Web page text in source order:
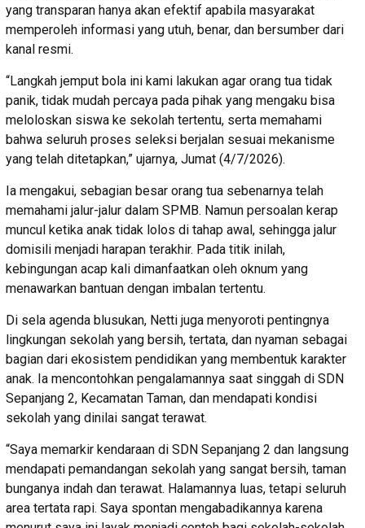
yang transparan hanya akan efektif apabila masyarakat
memperoleh informasi yang utuh, benar, dan bersumber dari
kanal resmi.
“Langkah jemput bola ini kami lakukan agar orang tua tidak
panik, tidak mudah percaya pada pihak yang mengaku bisa
meloloskan siswa ke sekolah tertentu, serta memahami
bahwa seluruh proses seleksi berjalan sesuai mekanisme
yang telah ditetapkan,” ujarnya, Jumat (4/7/2026).
Ia mengakui, sebagian besar orang tua sebenarnya telah
memahami jalur-jalur dalam SPMB. Namun persoalan kerap
muncul ketika anak tidak lolos di tahap awal, sehingga jalur
domisili menjadi harapan terakhir. Pada titik inilah,
kebingungan acap kali dimanfaatkan oleh oknum yang
menawarkan bantuan dengan imbalan tertentu.
Di sela agenda blusukan, Netti juga menyoroti pentingnya
lingkungan sekolah yang bersih, tertata, dan nyaman sebagai
bagian dari ekosistem pendidikan yang membentuk karakter
anak. Ia mencontohkan pengalamannya saat singgah di SDN
Sepanjang 2, Kecamatan Taman, dan mendapati kondisi
sekolah yang dinilai sangat terawat.
“Saya memarkir kendaraan di SDN Sepanjang 2 dan langsung
mendapati pemandangan sekolah yang sangat bersih, taman
bunganya indah dan terawat. Halamannya luas, tetapi seluruh
area tertata rapi. Saya spontan mengabadikannya karena